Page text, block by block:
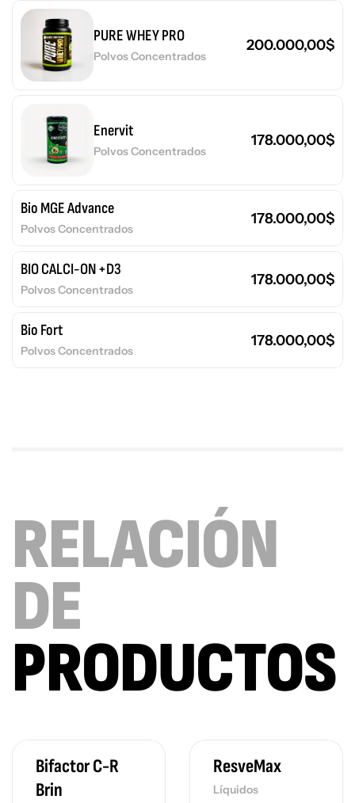
PURE WHEY PRO
Polvos Concentrados
200.000,00$
Enervit
Polvos Concentrados
178.000,00$
Bio MGE Advance
Polvos Concentrados
178.000,00$
BIO CALCI-ON +D3
Polvos Concentrados
178.000,00$
Bio Fort
Polvos Concentrados
178.000,00$
RELACIÓN
DE
PRODUCTOS
Bifactor C-R
Brin
ResveMax
Líquidos